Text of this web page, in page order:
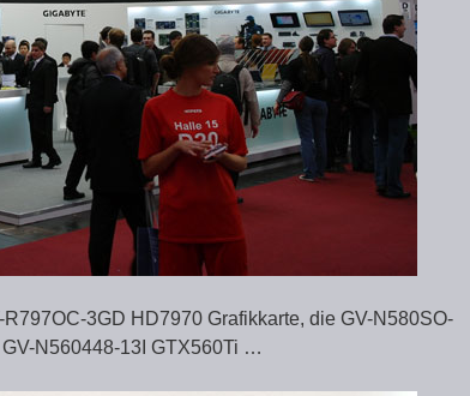
3GD HD7970 Grafikkarte, die GV-N580SO-
N560448-13I GTX560Ti …